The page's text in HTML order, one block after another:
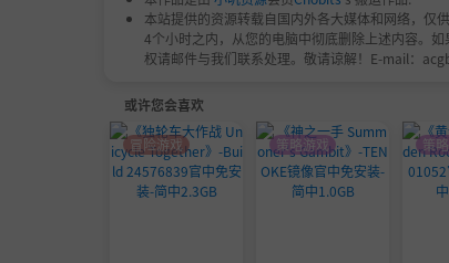
本站提供的资源转载自国内外各大媒体和网络，仅
4个小时之内，从您的电脑中彻底删除上述内容。
权请邮件与我们联系处理。敬请谅解！E-mail：
或许您会喜欢
冒险游戏 策略游戏 策